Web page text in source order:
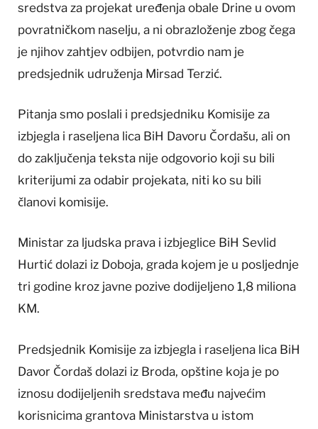
sredstva za projekat uređenja obale Drine u ovom
povratničkom naselju, a ni obrazloženje zbog čega
je njihov zahtjev odbijen, potvrdio nam je
predsjednik udruženja Mirsad Terzić.
Pitanja smo poslali i predsjedniku Komisije za
izbjegla i raseljena lica BiH Davoru Čordašu, ali on
do zaključenja teksta nije odgovorio koji su bili
kriterijumi za odabir projekata, niti ko su bili
članovi komisije.
Ministar za ljudska prava i izbjeglice BiH Sevlid
Hurtić dolazi iz Doboja, grada kojem je u posljednje
tri godine kroz javne pozive dodijeljeno 1,8 miliona
KM.
Predsjednik Komisije za izbjegla i raseljena lica BiH
Davor Čordaš dolazi iz Broda, opštine koja je po
iznosu dodijeljenih sredstava među najvećim
korisnicima grantova Ministarstva u istom